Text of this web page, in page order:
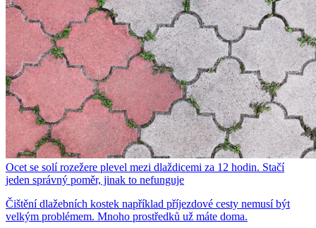
Ocet se solí rozežere plevel mezi dlaždicemi za 12 hodin. Stačí
jeden správný poměr, jinak to nefunguje
Čištění dlažebních kostek například příjezdové cesty nemusí být
velkým problémem. Mnoho prostředků už máte doma.